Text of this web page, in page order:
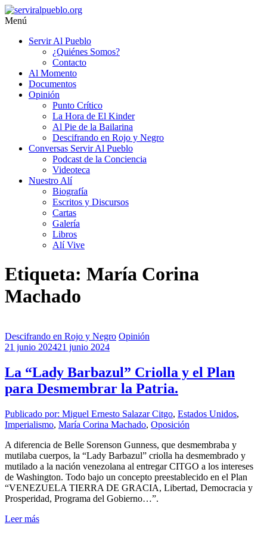
Saltar
al
#SomosServirAlPueblo
Menú
Servir Al Pueblo
¿Quiénes Somos?
Contacto
Al Momento
Documentos
Opinión
Punto Crítico
La Hora de El Kinder
Al Pie de la Bailarina
Descifrando en Rojo y Negro
Conversas Servir Al Pueblo
Podcast de la Conciencia
Videoteca
Nuestro Alí
Biografía
Escritos y Discursos
Cartas
Galería
Libros
Alí Vive
Etiqueta: María Corina
Machado
Descifrando en Rojo y Negro Opinión
21 junio 202421 junio 2024
La “Lady Barbazul” Criolla y el Plan
para Desmembrar la Patria.
Publicado por: Miguel Ernesto SalazarCitgo, Estados Unidos,
Imperialismo, María Corina Machado, Oposición
A diferencia de Belle Sorenson Gunness, que desmembraba y
mutilaba cuerpos, la “Lady Barbazul” criolla ha desmembrado y
mutilado a la nación venezolana al entregar CITGO a los intereses
de Washington. Todo bajo un concepto preestablecido en el Plan
“VENEZUELA TIERRA DE GRACIA, Libertad, Democracia y
Prosperidad, Programa del Gobierno…”.
Leer más